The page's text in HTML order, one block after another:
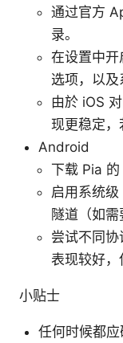
通过官方
录。
在设置中开
选项，以及
由於 iOS
现更稳定，
Android
下载 Pia
启用系统
隧道（如需
尝试不同
表现较好，
小贴士
任何时候都